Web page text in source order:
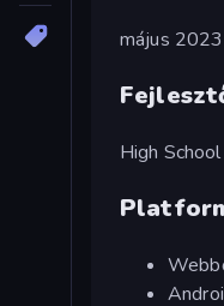
május 2023
High